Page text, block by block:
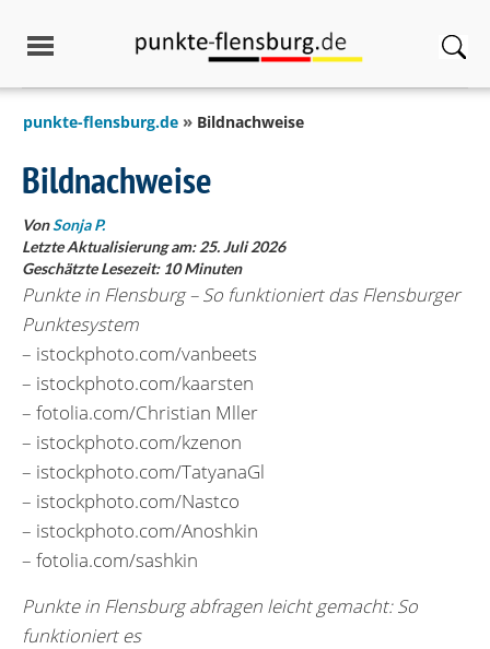
punkte-flensburg.de Bildnachweise
Bildnachweise
VonSonja P.
Letzte Aktualisierung am: 25. Juli 2026
Geschätzte Lesezeit: 10 Minuten
Punkte in Flensburg – So funktioniert das Flensburger
Punktesystem
– istockphoto.com/vanbeets
– istockphoto.com/kaarsten
– fotolia.com/Christian Mller
– istockphoto.com/kzenon
– istockphoto.com/TatyanaGl
– istockphoto.com/Nastco
– istockphoto.com/Anoshkin
– fotolia.com/sashkin
Punkte in Flensburg abfragen leicht gemacht: So
funktioniert es